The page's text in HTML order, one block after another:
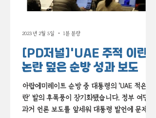
[PD저널]'UAE 주적 이란'
논란 덮은 순방 성과 보도
아랍에미레이트 순방 중 대통령의 'UAE 적은 이
란' 발의 후폭풍이 장기화됐습니다. 정부 여당은
과거 언론 보도를 앞세워 대통령 발언에 문제가
2023년 2월 5일 1분 분량